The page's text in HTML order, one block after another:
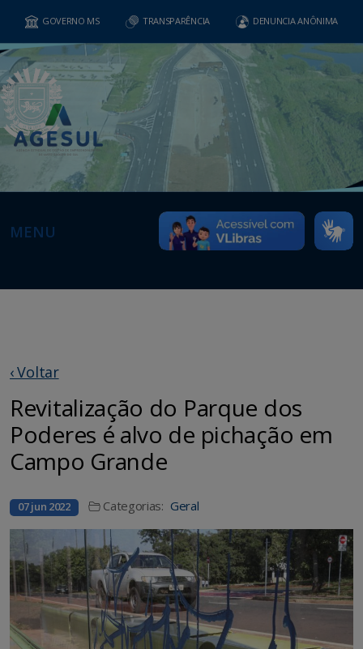
GOVERNO MS TRANSPARÊNCIA DENUNCIA ANÔNIMA
MENU
‹ Voltar
Revitalização do Parque dos
Poderes é alvo de pichação em
Campo Grande
07 jun 2022 Categorias: Geral